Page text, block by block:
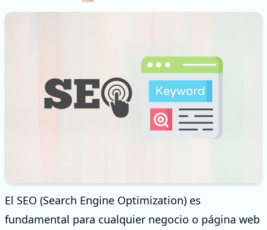
El SEO (Search Engine Optimization) es
fundamental para cualquier negocio o página web